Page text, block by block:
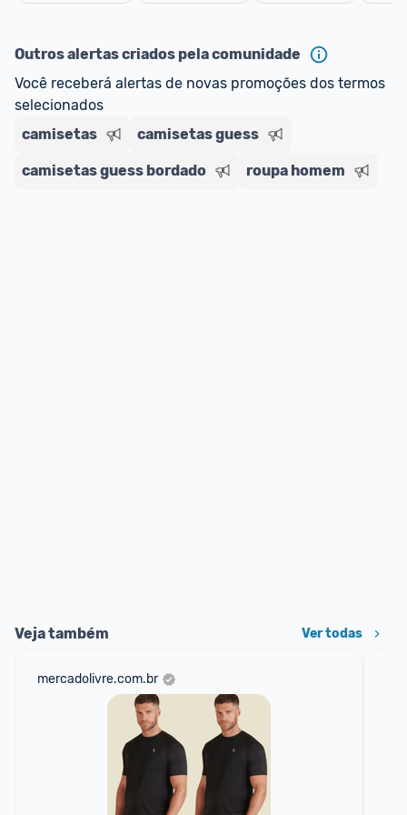
E lembre-se: você sempre pode contar ajuda da
comunidade para tirar dúvidas ou acionar os
nossos Admins marcando
comentário ou através do Fale com o Promobit.
Outros alertas criados pela comunidade
Você receberá alertas de novas promoções dos termos
selecionados
camisetas
camisetas guess
camisetas guess bordado roupa homem
Veja também Ver todas
mercadolivre.com.br